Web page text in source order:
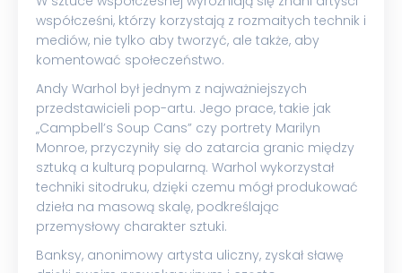
współcześni, którzy korzystają z rozmaitych technik i
mediów, nie tylko aby tworzyć, ale także, aby
komentować społeczeństwo.
Andy Warhol był jednym z najważniejszych
przedstawicieli pop-artu. Jego prace, takie jak
„Campbell’s Soup Cans” czy portrety Marilyn
Monroe, przyczyniły się do zatarcia granic między
sztuką a kulturą popularną. Warhol wykorzystał
techniki sitodruku, dzięki czemu mógł produkować
dzieła na masową skalę, podkreślając
przemysłowy charakter sztuki.
Banksy, anonimowy artysta uliczny, zyskał sławę